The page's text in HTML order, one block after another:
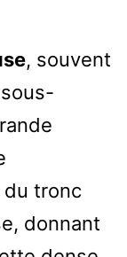
, souvent
du tronc
donnant